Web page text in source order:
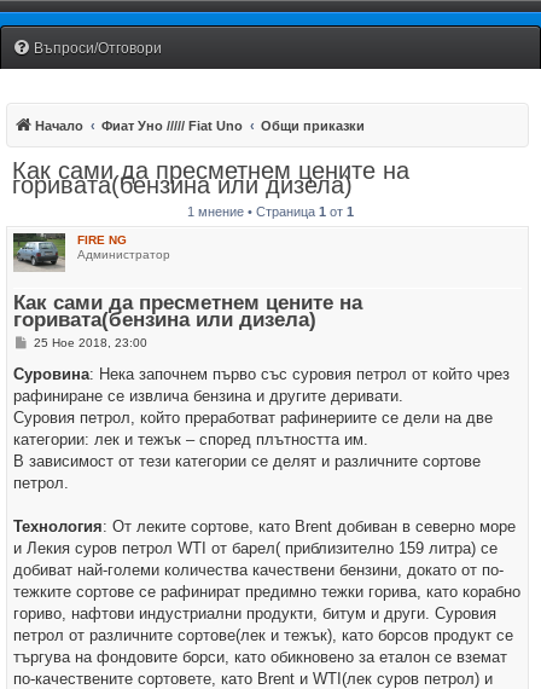
Fiat Uno Club Bulgaria
Въпроси/Отговори
Начало Фиат Уно ///// Fiat Uno Общи приказки
Как сами да пресметнем цените на
горивата(бензина или дизела)
1 мнение • Страница 1 от 1
FIRE NG
Администратор
Как сами да пресметнем цените на
горивата(бензина или дизела)
М
е
н
и
е
25 Ное 2018, 23:00
Суровина: Нека започнем първо със суровия петрол от който чрез
рафиниране се извлича бензина и другите деривати.
Суровия петрол, който преработват рафинериите се дели на две
категории: лек и тежък – според плътността им.
В зависимост от тези категории се делят и различните сортове
петрол.
Технология: От леките сортове, като Brent добиван в северно море
и Лекия суров петрол WTI от барел( приблизително 159 литра) се
добиват най-големи количества качествени бензини, докато от по-
тежките сортове се рафинират предимно тежки горива, като корабно
гориво, нафтови индустриални продукти, битум и други. Суровия
петрол от различните сортове(лек и тежък), като борсов продукт се
търгува на фондовите борси, като обикновено за еталон се вземат
по-качествените сортовете, като Brent и WTI(лек суров петрол) и